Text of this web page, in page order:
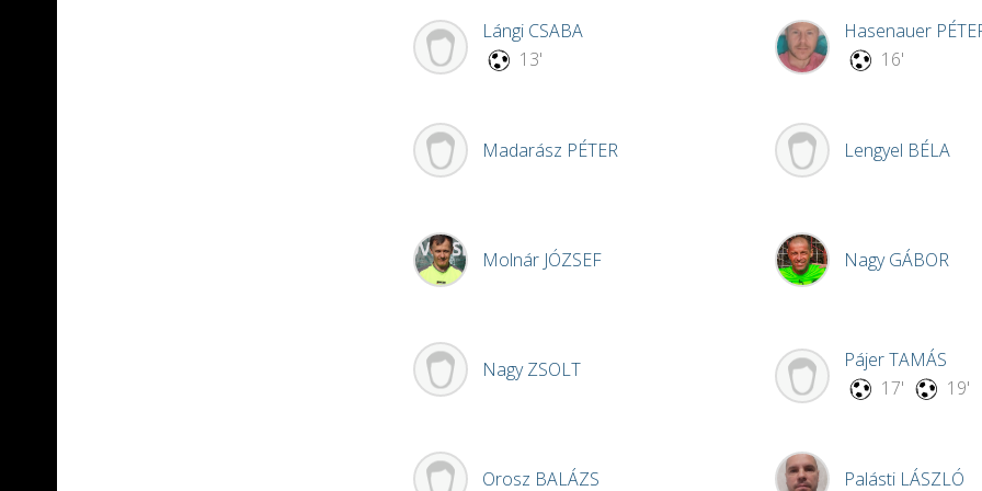
Lángi CSABA
13'
Madarász PÉTER
Molnár JÓZSEF
NagyZSOLT
Orosz BALÁZS
Hasenauer
16'
Lengyel BÉLA
NagyGÁBOR
PájerTAMÁS
17'
19'
Palásti LÁSZLÓ